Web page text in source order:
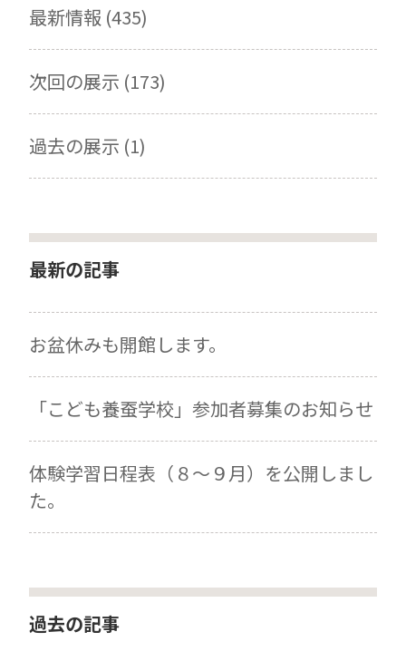
最新情報 (435)
次回の展示 (173)
過去の展示 (1)
最新の記事
お盆休みも開館します。
「こども養蚕学校」参加者募集のお知らせ
体験学習日程表（８～９月）を公開しまし
た。
過去の記事